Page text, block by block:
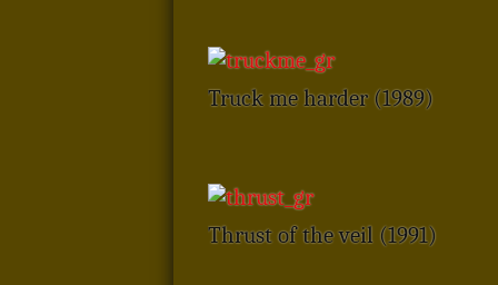
Truck me harder (1989)
Thrust of the veil (1991)